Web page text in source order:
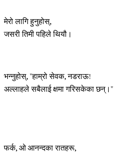
मेरो लागि हुनुहोस्,
जसरी तिमी पहिले थियौ।
भन्नुहोस्, "हाम्रो सेवक, नडराऊ!
अल्लाहले सबैलाई क्षमा गरिसकेका छन्।"
फर्क, ओ आनन्दका रातहरू,